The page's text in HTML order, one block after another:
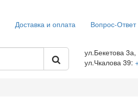
Доставка и оплата Вопрос-Ответ
ул.Бекетова
ул.Чкалова 39: